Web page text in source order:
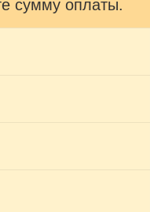
сумму оплаты.